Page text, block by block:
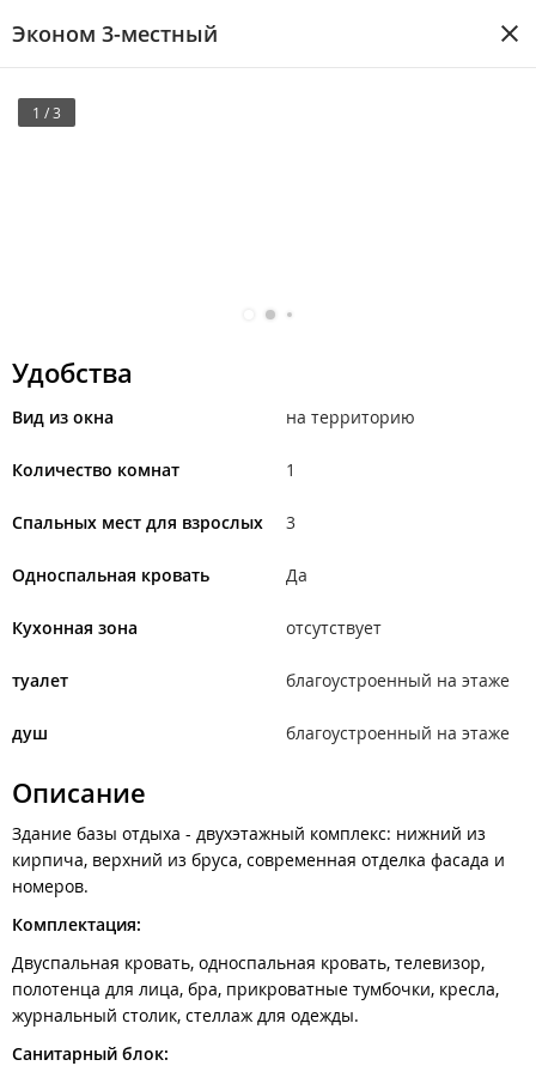
Эконом 3-местный
1 / 3
Удобства
Вид из окна на территорию
Количество комнат 1
Спальных мест для взрослых 3
Односпальная кровать Да
Кухонная зона отсутствует
туалет благоустроенный на этаже
душ благоустроенный на этаже
Описание
Здание базы отдыха - двухэтажный комплекс: нижний из
кирпича, верхний из бруса, современная отделка фасада и
номеров.
Комплектация:
Двуспальная кровать, односпальная кровать, телевизор,
полотенца для лица, бра, прикроватные тумбочки, кресла,
журнальный столик, стеллаж для одежды.
Санитарный блок: